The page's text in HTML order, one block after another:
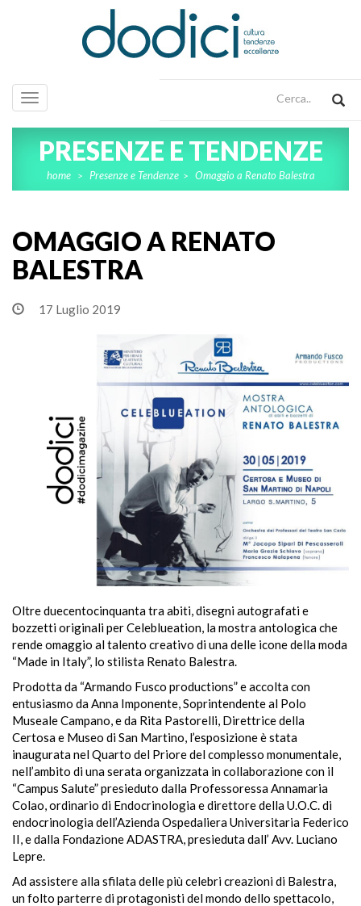
Toggle
navigation
PRESENZE E TENDENZE
home > Presenze e Tendenze > Omaggio a Renato Balestra
OMAGGIO A RENATO
BALESTRA
17 Luglio 2019
Oltre duecentocinquanta tra abiti, disegni autografati e
bozzetti originali per Celeblueation, la mostra antologica che
rende omaggio al talento creativo di una delle icone della moda
“Made in Italy”, lo stilista Renato Balestra.
Prodotta da “Armando Fusco productions” e accolta con
entusiasmo da Anna Imponente, Soprintendente al Polo
Museale Campano, e da Rita Pastorelli, Direttrice della
Certosa e Museo di San Martino, l’esposizione è stata
inaugurata nel Quarto del Priore del complesso monumentale,
nell’ambito di una serata organizzata in collaborazione con il
“Campus Salute” presieduto dalla Professoressa Annamaria
Colao, ordinario di Endocrinologia e direttore della U.O.C. di
endocrinologia dell’Azienda Ospedaliera Universitaria Federico
II, e dalla Fondazione ADASTRA, presieduta dall’ Avv. Luciano
Lepre.
Ad assistere alla sfilata delle più celebri creazioni di Balestra,
un folto parterre di protagonisti del mondo dello spettacolo,